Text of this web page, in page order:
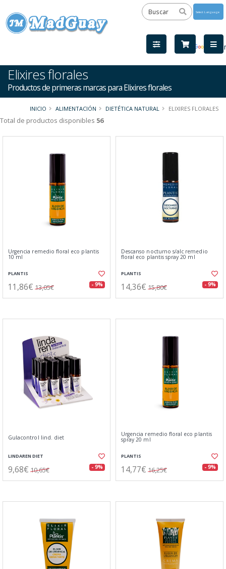
by
Elixires florales
Productos de primeras marcas para Elixires florales
INICIO ALIMENTACIÓN DIETÉTICA NATURAL ELIXIRES FLORALES
Total de productos disponibles 56
Urgencia remedio floral eco plantis
10 ml
PLANTIS
11,86€ 13,05€ - 9%
Descanso nocturno s/alc remedio
floral eco plantis spray 20 ml
PLANTIS
14,36€ 15,80€ - 9%
Gulacontrol lind. diet
LINDAREN DIET
9,68€ 10,65€ - 9%
Urgencia remedio floral eco plantis
spray 20 ml
PLANTIS
14,77€ 16,25€ - 9%